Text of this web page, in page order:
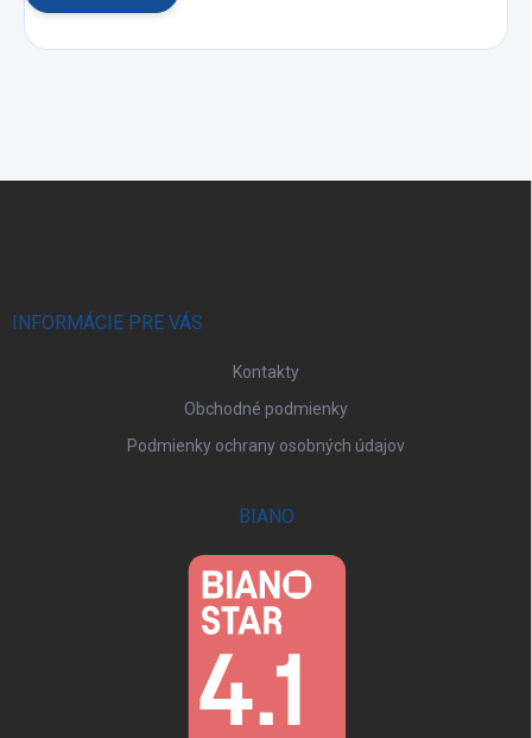
INFORMÁCIE PRE VÁS
Kontakty
Obchodné podmienky
Podmienky ochrany osobných údajov
BIANO